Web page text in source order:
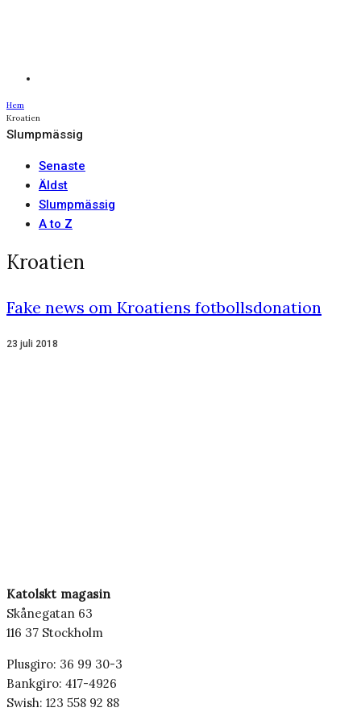
Hem
Kroatien
Slumpmässig
Senaste
Äldst
Slumpmässig
A to Z
Kroatien
Fake news om Kroatiens fotbollsdonation
23 juli 2018
Katolskt magasin
Skånegatan 63
116 37 Stockholm
Plusgiro: 36 99 30-3
Bankgiro: 417-4926
Swish: 123 558 92 88